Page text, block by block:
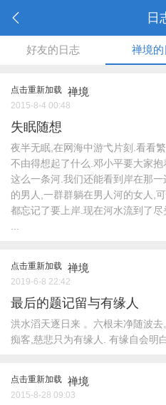
日
好友的日志 禅境的
点击重新加载 禅境
2015-8-4 00:48
失眠随想
夜半无眠,在网海中游弋片刻.看看
不由得想起了什么.邓小平要大家
这么一条河.我们还能看到岸在那
的男人,一群群躺在男人河的女人,
都忘记了要上岸.现在河水流到了
点击重新加载 禅境
2019-6-8 22:42
最后的题记留与有缘人
洪水滔天逐日来 。六根未净随波
痴客,慈悲只为有缘人. 有缘自会明
点击重新加载 禅境
2015-8-28 09:03